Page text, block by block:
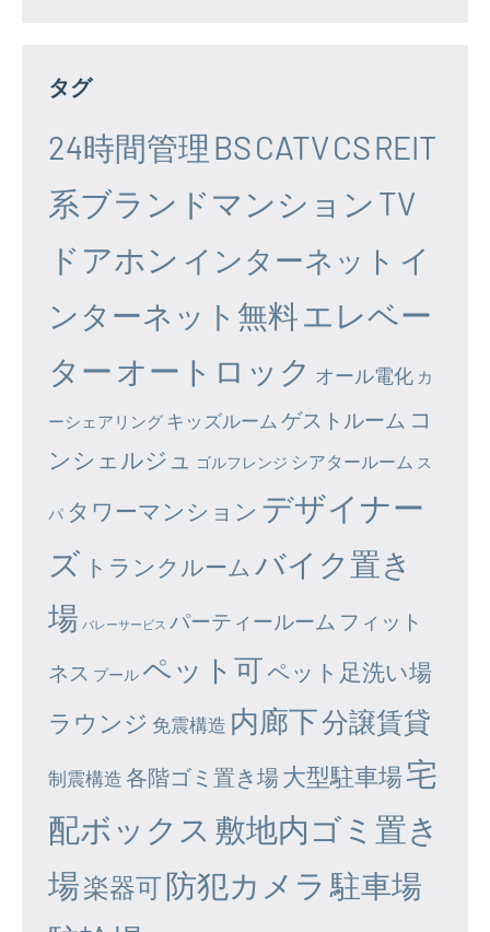
タグ
24時間管理 BSCATVCSREIT
系ブランドマンション TV
ドアホン インターネット イ
ンターネット無料エレベー
ター オートロック オール電化 カ
ーシェアリング キッズルーム ゲストルーム コ
ンシェルジュ
ゴルフレンジ シアタールーム ス
パ タワーマンション デザイナー
ズ トランクルーム バイク置き
場 バレーサービス パーティールーム フィット
ネス プール ペット可ペット足洗い場
ラウンジ 免震構造 内廊下分譲賃貸
制震構造 各階ゴミ置き場大型駐車場宅
配ボックス 敷地内ゴミ置き
場楽器可防犯カメラ 駐車場